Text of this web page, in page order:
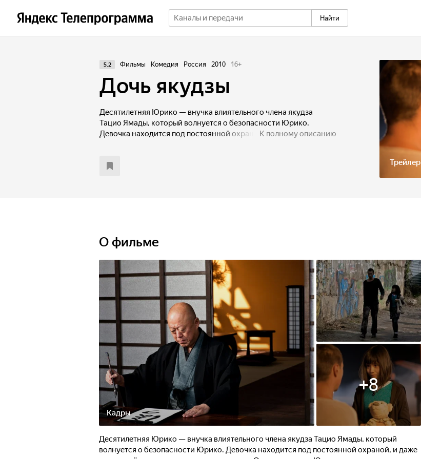
Найти
Трейлер
5.2 Фильмы Комедия Россия 2010 16+
Дочь якудзы
Десятилетняя Юрико — внучка влиятельного члена якудза
Тацио Ямады, который волнуется о безопасности Юрико.
Девочка находится под постоянной охраной, и даже в школу её
авиарейсом в Рим. Из-за плохой погоды самолёту приходится
он теперь обязан служить ей всю жизнь, несмотря на трудности
К полному описанию
О фильме
Кадры
+8
Десятилетняя Юрико — внучка влиятельного члена якудза Тацио Ямады, который
волнуется о безопасности Юрико. Девочка находится под постоянной охраной, и даже